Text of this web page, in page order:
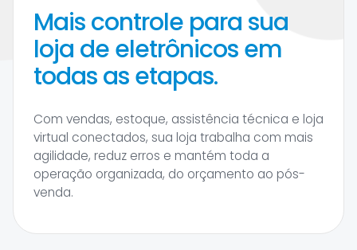
Mais controle para sua
loja de eletrônicos em
todas as etapas.
Com vendas, estoque, assistência técnica e loja
virtual conectados, sua loja trabalha com mais
agilidade, reduz erros e mantém toda a
operação organizada, do orçamento ao pós-
venda.